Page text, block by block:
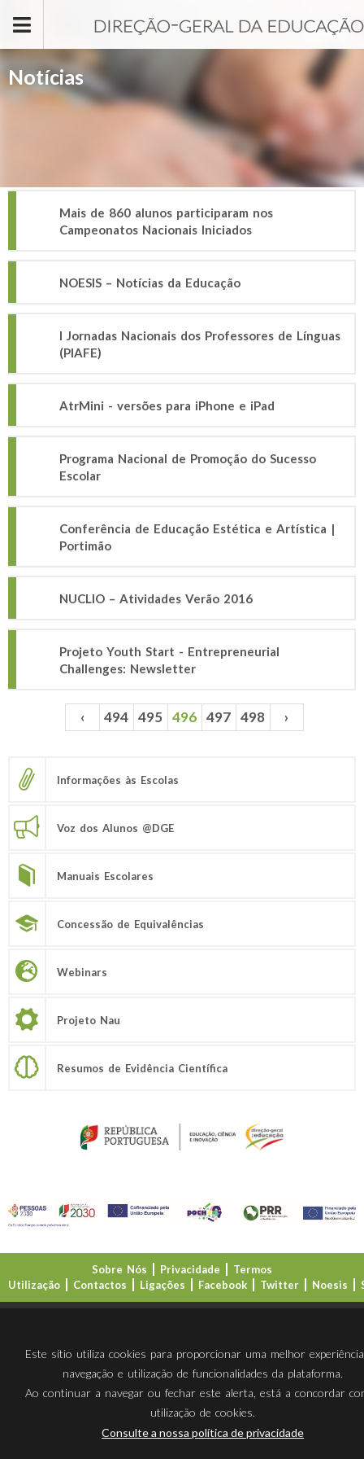
Notícias
Mais de 860 alunos participaram nos
Campeonatos Nacionais Iniciados
NOESIS – Notícias da Educação
I Jornadas Nacionais dos Professores de Línguas
(PIAFE)
AtrMini - versões para iPhone e iPad
Programa Nacional de Promoção do Sucesso
Escolar
Conferência de Educação Estética e Artística |
Portimão
NUCLIO – Atividades Verão 2016
Projeto Youth Start - Entrepreneurial
Challenges: Newsletter
Páginas ‹ 494 495 496 497 498 ›
Informações às Escolas
Voz dos Alunos @DGE
Manuais Escolares
Concessão de Equivalências
Webinars
Projeto Nau
Resumos de Evidência Científica
Sobre Nós Privacidade
Termos
Utilização
Contactos Ligações Facebook Twitter Noesis
Este sítio utiliza cookies para proporcionar uma melhor
navegação e utilização de funcionalidades da plataforma.
Ao continuar a navegar ou fechar este alerta, está a concordar
utilização de cookies.
Consulte a nossa política de privacidade